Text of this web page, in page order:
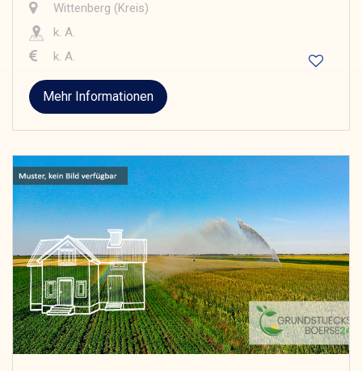
Wittenberg (Kreis)
k. A.
k. A.
Mehr Informationen